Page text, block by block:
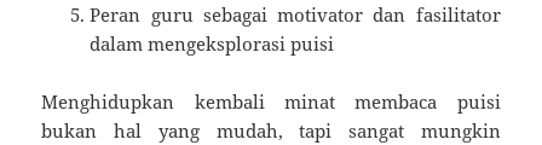
Peran guru sebagai motivator dan fasilitator
dalam mengeksplorasi puisi
Menghidupkan kembali minat membaca puisi
bukan hal yang mudah, tapi sangat mungkin